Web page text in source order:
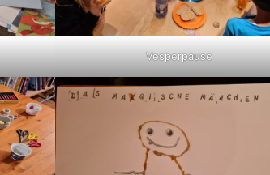
Vesperpause